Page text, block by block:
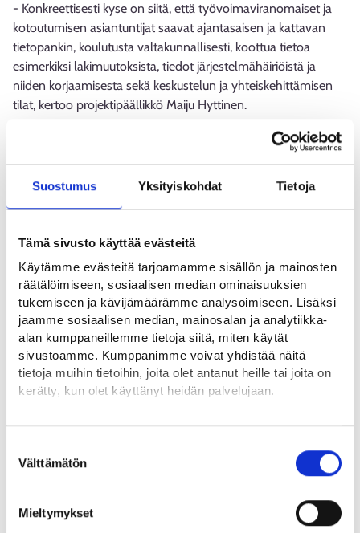
Suostumus Yksityiskohdat Tietoja
Tämä sivusto käyttää evästeitä
Käytämme evästeitä tarjoamamme sisällön ja mainosten
räätälöimiseen, sosiaalisen median ominaisuuksien
tukemiseen ja kävijämäärämme analysoimiseen. Lisäksi
jaamme sosiaalisen median, mainosalan ja analytiikka-
alan kumppaneillemme tietoja siitä, miten käytät
sivustoamme. Kumppanimme voivat yhdistää näitä
tietoja muihin tietoihin, joita olet antanut heille tai joita on
kerätty, kun olet käyttänyt heidän palvelujaan.
Löydät tietoa evästeiden käyttötarkoituksista
Lue tarkemmin
valinta
Välttämätön
Mieltymykset
- Konkreettisesti kyse on siitä, että työvoimaviranomaiset ja
kotoutumisen asiantuntijat saavat ajantasaisen ja kattavan
tietopankin, koulutusta valtakunnallisesti, koottua tietoa
esimerkiksi lakimuutoksista, tiedot järjestelmähäiriöistä ja
niiden korjaamisesta sekä keskustelun ja yhteiskehittämisen
tilat, kertoo projektipäällikkö Maiju Hyttinen.
Esimerkiksi asiantuntijalle tärkeään kokonaisuuteen, tietoa ja
ohjeita sisältävään tietopankkiin, asetetut toiveet ovat
korkealla. Tiedon on oltava ajantasaista ja sen on löydyttävä
Ilmoittaudu mukaan
yhteiskehittämiseen
KEHA-keskus hakee tietoalustan kehittämisyhteistyöhön
mukaan alustan tulevia käyttäjiä. Käytännössä mukaan voi
ilmoittautua kuka tahansa tulevien työvoimaviranomaisten
edustaja tai kotoutumisasioiden kanssa työskentelevä.
lähettämällä lomakkeen.
Ilmoittaudun yhteiskehittämiseen (forms.office.com)
Kaikki uutiset muun muassa uudesta tietoalustasta löydät
TE24-tietopankista (vaatii kirjautumisen)